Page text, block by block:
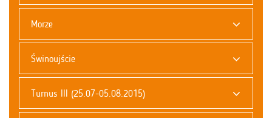
Morze
Świnoujście
Turnus III (25.07-05.08.2015)